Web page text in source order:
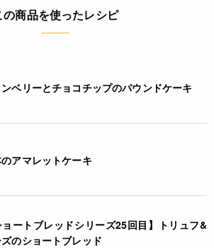
の商品を使ったレシピ
ベリーとチョコチップのパウンドケーキ
アマレットケーキ
ョートブレッドシリーズ25回目】トリュフ&
のショートブレッド